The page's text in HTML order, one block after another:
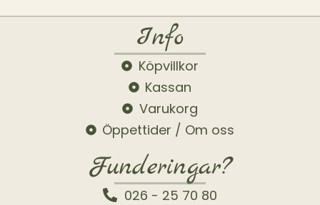
Info
Köpvillkor
Kassan
Varukorg
Öppettider / Om oss
Funderingar?
026 - 25 70 80